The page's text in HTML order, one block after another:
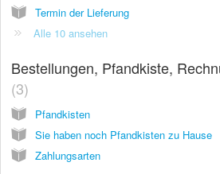
Termin der Lieferung
Alle 10 ansehen
Bestellungen, Pfandkiste,
3
Pfandkisten
Sie haben noch Pfandkisten zu Hause
Zahlungsarten